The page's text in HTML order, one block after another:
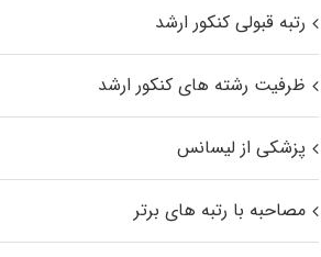
رتبه قبولی کنکور ارشد
ظرفیت رشته های کنکور ارشد
پزشکی از لیسانس
مصاحبه با رتبه های برتر